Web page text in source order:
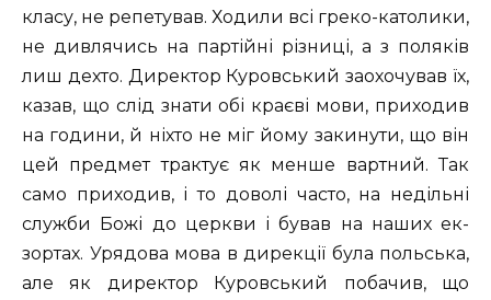
класу, не репетував. Ходили всі греко-католики,
не дивлячись на партійні різниці, а з поляків
лиш дехто. Директор Куровський заохочував їх,
казав, що слід знати обі краєві мови, приходив
на години, й ніхто не міг йому закинути, що він
цей предмет трактує як менше вартний. Так
само приходив, і то доволі часто, на недільні
служби Божі до церкви і бував на наших ек-
зортах. Урядова мова в дирекції була польська,
але як директор Куровський побачив, що